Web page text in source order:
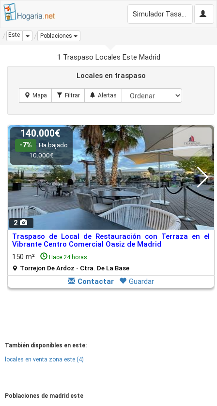
Este Dropdown
Poblaciones
1 Traspaso Locales Este Madrid
Locales en traspaso
2
140.000€
-7%
Ha bajado
10.000€
Traspaso de Local de Restauración con Terraza en el
Vibrante Centro Comercial Oasiz de Madrid
150 m²
Hace 24 horas
Torrejon De Ardoz - Ctra. De La Base
Contactar Guardar
También disponibles en este:
locales en venta zona este (4)
Poblaciones de madrid este